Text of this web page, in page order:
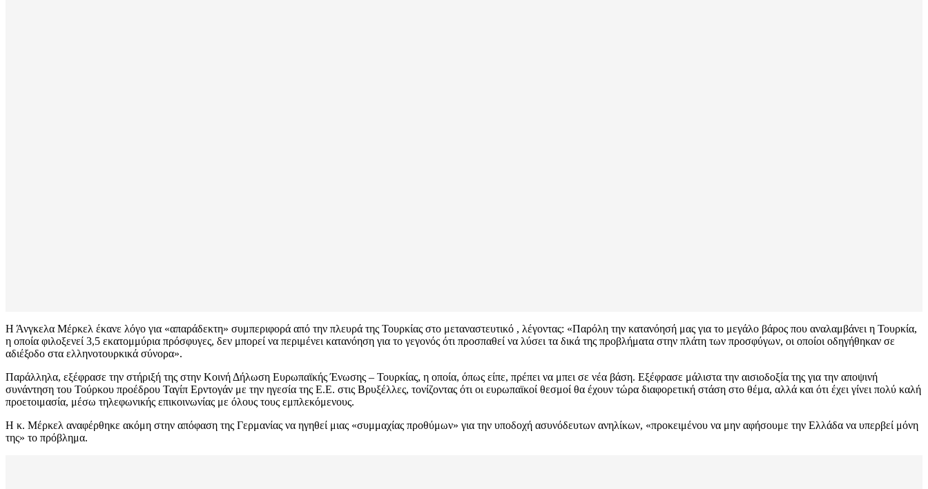
Η Άνγκελα Μέρκελ έκανε λόγο για «απαράδεκτη» συμπεριφορά από την πλευρά της Τουρκίας στο μεταναστευτικό , λέγοντας: «Παρόλη την κατανόησή μας για το μεγάλο βάρος που αναλαμβάνει η Τουρκία,
η οποία φιλοξενεί 3,5 εκατομμύρια πρόσφυγες, δεν μπορεί να περιμένει κατανόηση για το γεγονός ότι προσπαθεί να λύσει τα δικά της προβλήματα στην πλάτη των προσφύγων, οι οποίοι οδηγήθηκαν σε
αδιέξοδο στα ελληνοτουρκικά σύνορα».
Παράλληλα, εξέφρασε την στήριξή της στην Κοινή Δήλωση Ευρωπαϊκής Ένωσης – Τουρκίας, η οποία, όπως είπε, πρέπει να μπει σε νέα βάση. Εξέφρασε μάλιστα την αισιοδοξία της για την αποψινή
συνάντηση του Τούρκου προέδρου Ταγίπ Ερντογάν με την ηγεσία της Ε.Ε. στις Βρυξέλλες, τονίζοντας ότι οι ευρωπαϊκοί θεσμοί θα έχουν τώρα διαφορετική στάση στο θέμα, αλλά και ότι έχει γίνει πολύ καλή
προετοιμασία, μέσω τηλεφωνικής επικοινωνίας με όλους τους εμπλεκόμενους.
Η κ. Μέρκελ αναφέρθηκε ακόμη στην απόφαση της Γερμανίας να ηγηθεί μιας «συμμαχίας προθύμων» για την υποδοχή ασυνόδευτων ανηλίκων, «προκειμένου να μην αφήσουμε την Ελλάδα να υπερβεί μόνη
της» το πρόβλημα.